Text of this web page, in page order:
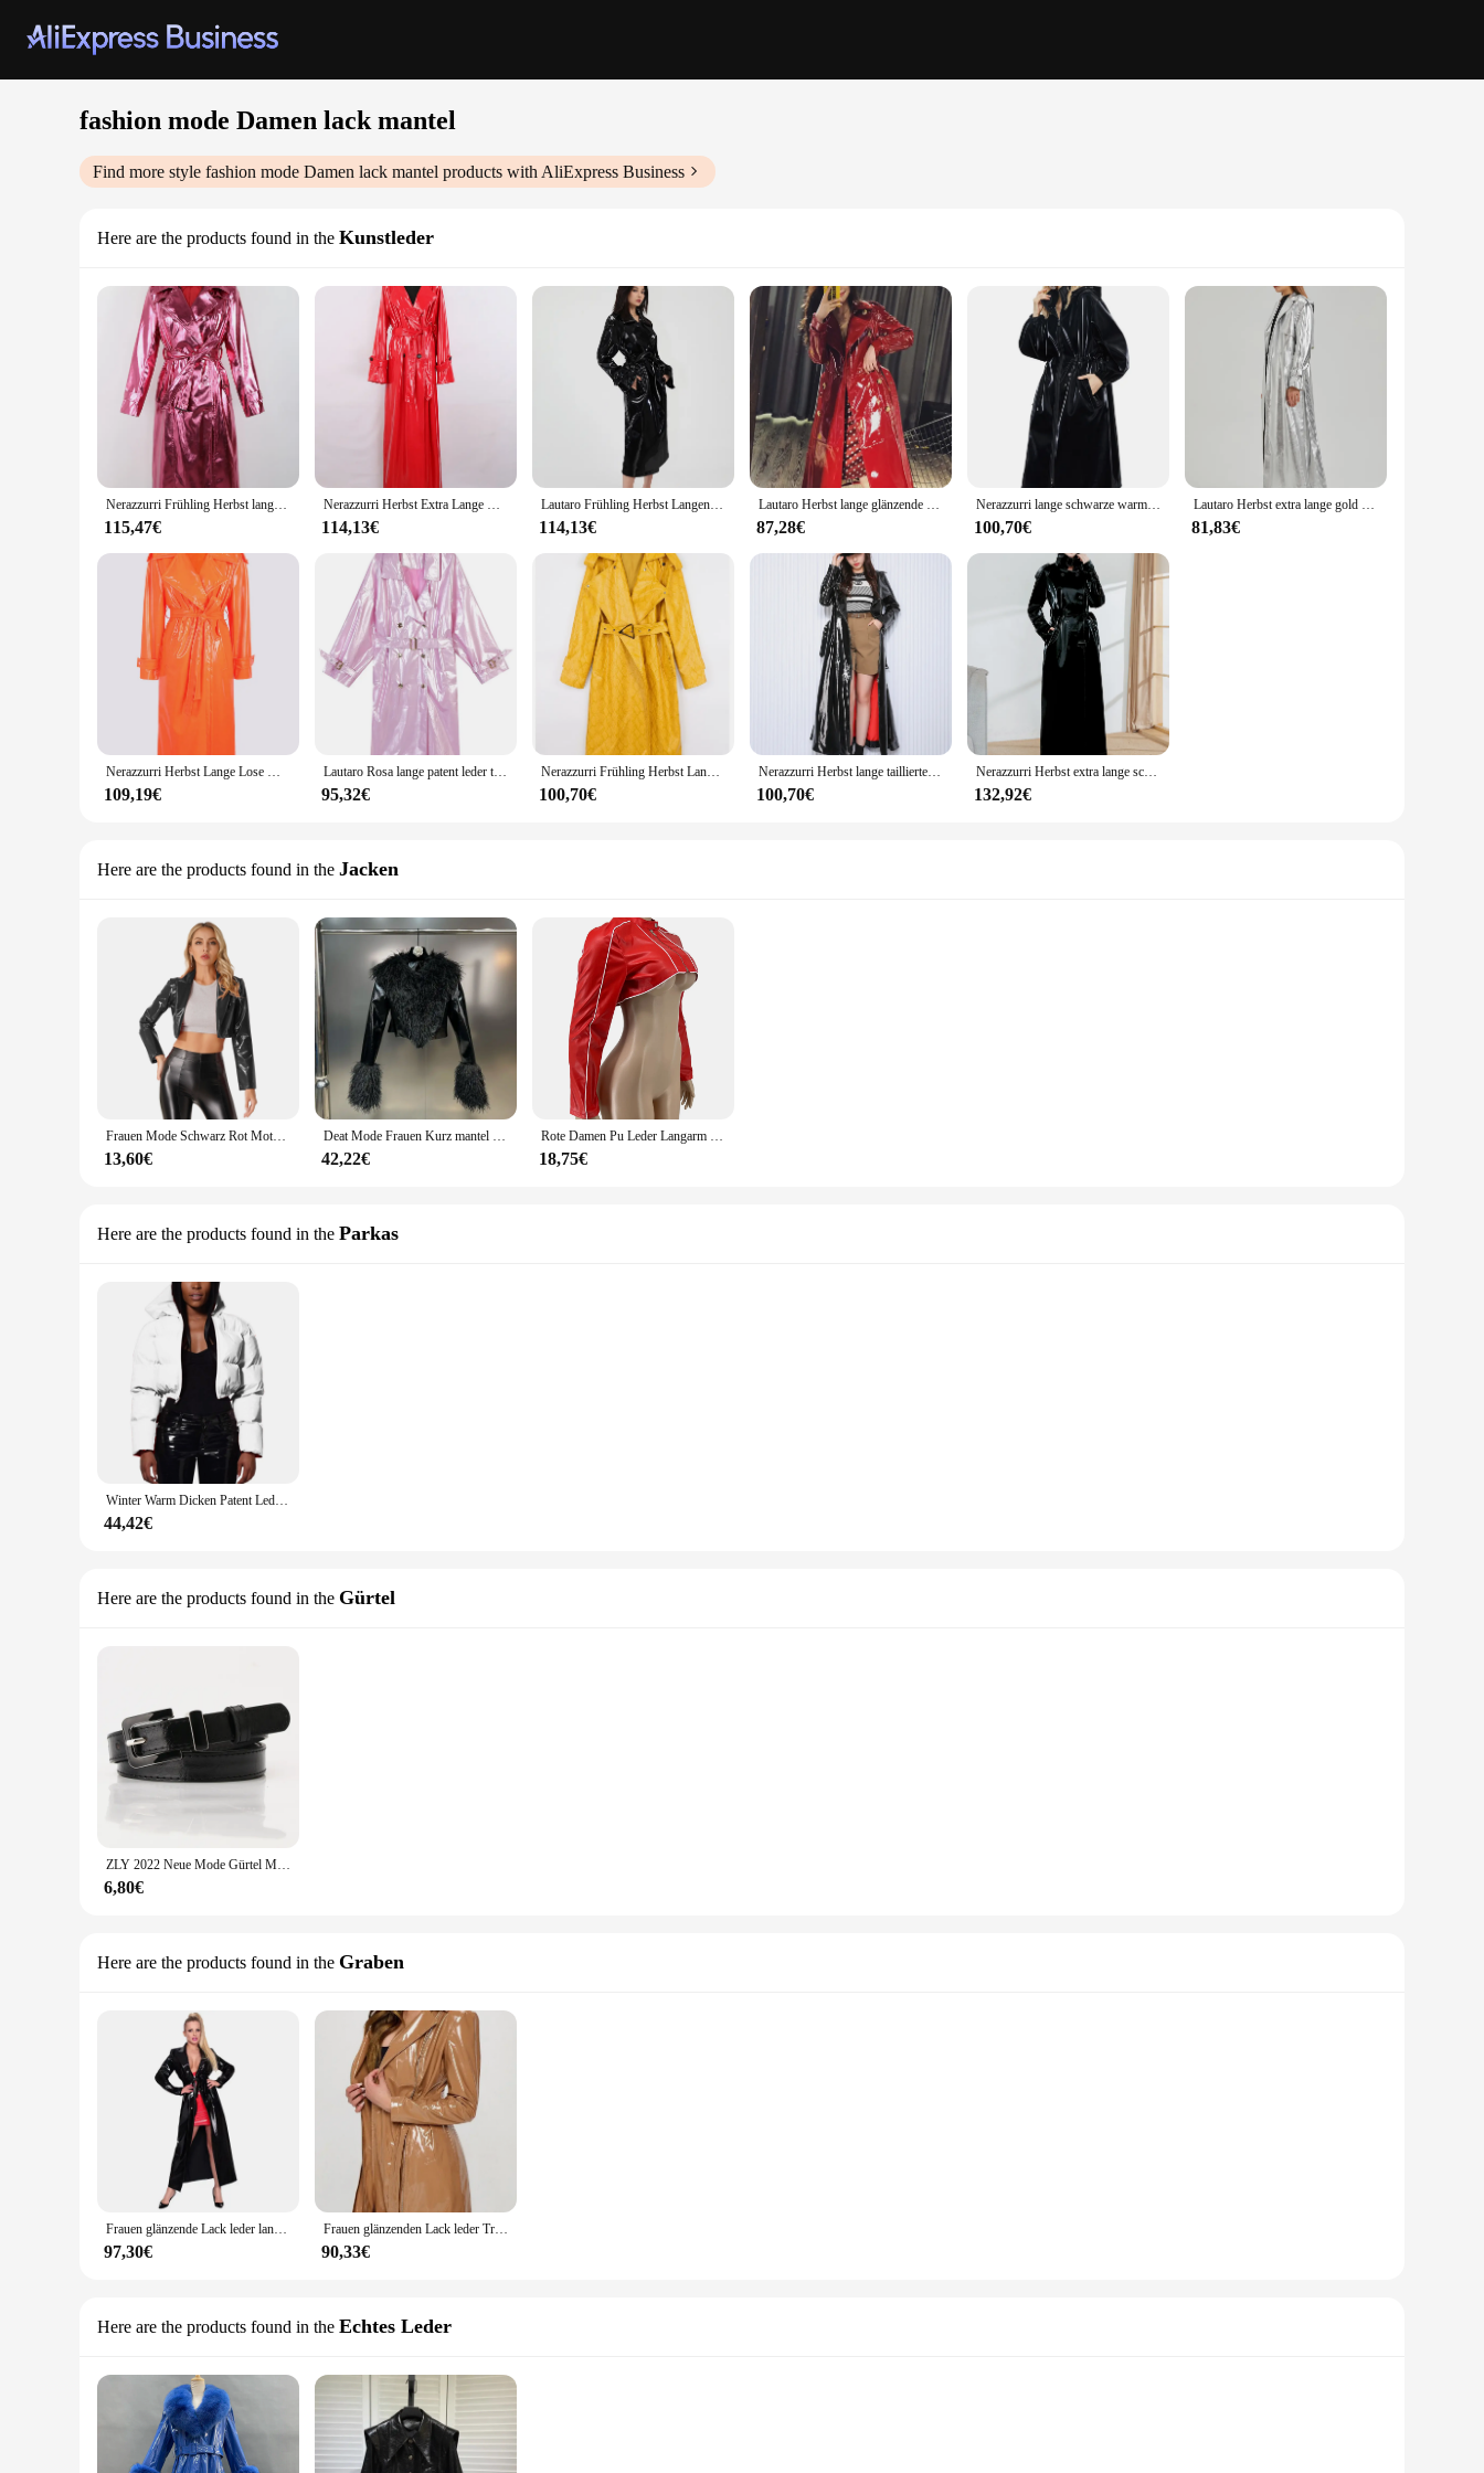
fashion mode Damen lack mantel
Find more style fashion mode Damen lack mantel products with AliExpress Business
Here are the products found in the Kunstleder
Nerazzurri Frühling Herbst lange glänzende reflektierende Lack leder Trenchcoat für Frauen Schärpen zweireihige europäische Mode
115,47€
Nerazzurri Herbst Extra Lange Weichen Roten Reflektierende Shiny Patent Leder Graben Mantel für Frauen Zweireiher Maxi Koreanische Mode
114,13€
Lautaro Frühling Herbst Langen Glänzenden Reflektierende Patent Leder Graben Mantel für Frauen Schärpen Luxus Designer Runway Europäischen Mode
114,13€
Lautaro Herbst lange glänzende reflektierende Patent Kunstleder Trenchcoat für Frauen Schärpen zweireihige Landebahn europäische Mode
87,28€
Nerazzurri lange schwarze warme übergroße glänzende Lack leder Trenchcoat für Frauen Langarm Reiß verschluss Herbst Mode 2023 Wind jacke
100,70€
Lautaro Herbst extra lange gold glänzende Lack Pu Leder Trenchcoat für Frauen einreihigen Luxus Designer Mantel 2024
81,83€
Nerazzurri Herbst Lange Lose Weiß Orange Shiny Reflektierende Patent Leder Graben Mantel für Frauen Schärpen Einreiher Mode
109,19€
Lautaro Rosa lange patent leder trenchcoat für frauen langarm zweireiher übergroßen high fashion frauen kleidung 2020
95,32€
Nerazzurri Frühling Herbst Lange Übergroßen Bunte Schlangen Print Patent Leder Graben Mantel für Frauen Gürtel Runway Mode 2022
100,70€
Nerazzurri Herbst lange taillierte reflektierende glänzende weiche dehnbare schwarze Lack Kunstleder Biker Mantel Frauen Reiß verschluss europäische Mode
100,70€
Nerazzurri Herbst extra lange schwarze reflektierende glänzende Patent Kunstleder Trenchcoat für Frauen Gürtel coole europäische Mode
132,92€
Here are the products found in the Jacken
Frauen Mode Schwarz Rot Motorrad Jacke Wet Look Musik Festival Clubwear Langarm Patent Leder Revers Cropped Mantel
13,60€
Deat Mode Frauen Kurz mantel Revers Simulation Lammfell glänzend Lack leder Patchwork kurze schlanke Mantel Frühling neue 11x x
42,22€
Rote Damen Pu Leder Langarm Crop Tops mit Reiß verschluss Pu Lederjacke Frauen Lack leder Kurz mantel Kurz jacken
18,75€
Here are the products found in the Parkas
Winter Warm Dicken Patent Leder Mäntel Frauen Kurze Parkas Mode Schwarz Baumwolle Gepolstert Lady Daunen Jacke Elegante Mit Kapuze Parkas
44,42€
Here are the products found in the Gürtel
ZLY 2022 Neue Mode Gürtel Männer Frauen Helle Patent PU Leder Material Pin Schnalle Luxus Vielseitig Jeans Kleid Mantel Stil casual
6,80€
Here are the products found in the Graben
Frauen glänzende Lack leder lange Jacke Mode Kunst latex Revers Trenchcoat Oberbekleidung mit Gürtel einreihigen Mantel benutzer definierte
97,30€
Frauen glänzenden Lack leder Trenchcoat mit Gürtel tasche Damen Reiß verschluss offen Langarm Pu Mantel Mode lässig neue heiße benutzer definierte
90,33€
Here are the products found in the Echtes Leder